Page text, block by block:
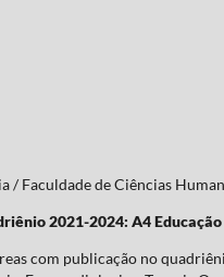
Faculdade de Ciências
2021-2024: A4 Educação
com publicação no